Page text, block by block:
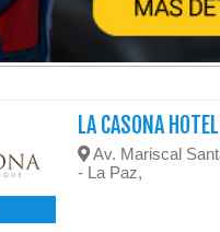
LA CASONA
Av. Mariscal
- La Paz,